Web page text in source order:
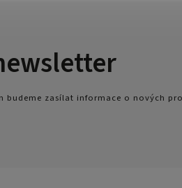
budeme zasílat informace o nových